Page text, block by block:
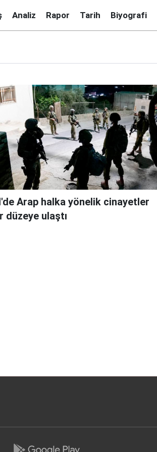
Analiz Rapor Tarih Biyografi
Arap halka yönelik cinayetler
düzeye ulaştı